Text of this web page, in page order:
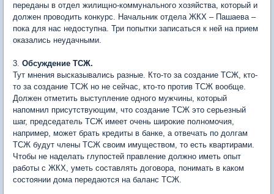
переданы в отдел жилищно-коммунального хозяйства, который и
должен проводить конкурс. Начальник отдела ЖКХ – Пашаева –
пока для нас недоступна. Три попытки записаться к ней на прием
оказались неудачными.
3. Обсуждение ТСЖ.
Тут мнения высказывались разные. Кто-то за создание ТСЖ, кто-
то за создание ТСЖ но не сейчас, кто-то против ТСЖ вообще.
Должен отметить выступление одного мужчины, который
напомнил присутствующим, что создание ТСЖ это серьезный
шаг, председатель ТСЖ имеет очень широкие полномочия,
например, может брать кредиты в банке, а отвечать по долгам
ТСЖ будут члены ТСЖ своим имуществом, то есть квартирами.
Чтобы не наделать глупостей правление должно иметь опыт
работы с ЖКХ, уметь составлять договора, понимать в каком
состоянии дома передаются на баланс ТСЖ.